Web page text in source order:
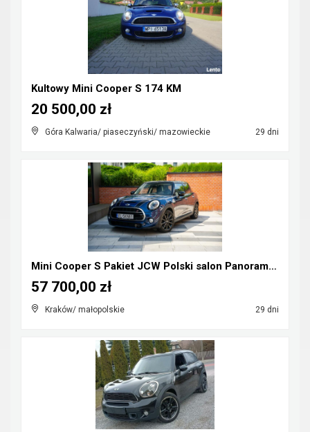
Kultowy Mini Cooper S 174 KM
Góra Kalwaria/ piaseczyński/ mazowieckie 29 dni
20 500,00 zł
Mini Cooper S Pakiet JCW Polski salon Panorama Hea...
Kraków/ małopolskie 29 dni
57 700,00 zł